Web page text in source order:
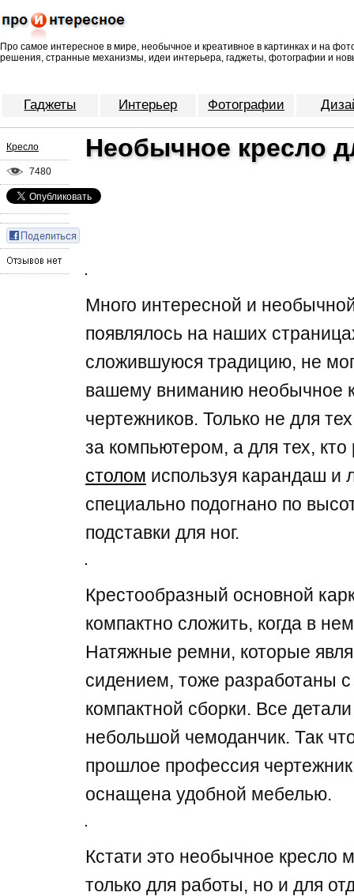
Про самое интересное в мире, необычное и креативное в картинках и на
решения, странные механизмы, идеи интерьера, гаджеты, фотографии и
Гаджеты Интерьер Фотографии
Кресло
7480
Необычное кресло
Много интересной и
появлялось на наших
сложившуюся традицию, не
вашему вниманию необычное
чертежников. Только не для
за компьютером, а для тех,
столом используя карандаш и
специально подогнано по
подставки для ног.
Крестообразный основной
компактно сложить, когда в
Натяжные ремни, которые
сидением, тоже разработаны
компактной сборки. Все
небольшой чемоданчик. Так
прошлое профессия
оснащена удобной мебелью.
Кстати это необычное кресло
только для работы, но и для